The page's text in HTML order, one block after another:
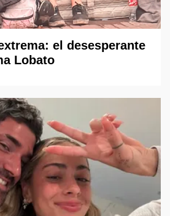
el desesperante
Lobato